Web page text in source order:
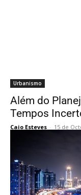
Urbanismo
Além do
Tempos
Caio Esteves - 15 de